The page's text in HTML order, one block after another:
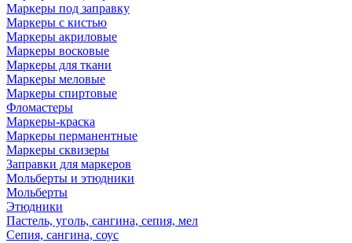
Маркеры под заправку
Маркеры с кистью
Маркеры акриловые
Маркеры восковые
Маркеры для ткани
Маркеры меловые
Маркеры спиртовые
Фломастеры
Маркеры-краска
Маркеры перманентные
Маркеры сквизеры
Заправки для маркеров
Мольберты и этюдники
Мольберты
Этюдники
Пастель, уголь, сангина, сепия, мел
Сепия, сангина, соус